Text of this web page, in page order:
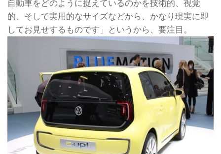
自動車をどのように捉えているのかを技術的、視覚
的、そして実用的なサイズなどから、かなり現実に即
してお見せするものです」というから、要注目。